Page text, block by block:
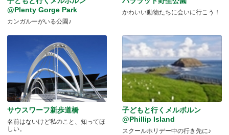
@Plenty Gorge Park
カンガルーがいる公園♪
かわいい動物たちに会いに行こう！
サウスワーフ新歩道橋
名前はないけど私のこと、知ってほ
しい。
子どもと行くメルボルン
@Phillip Island
スクールホリデー中の行き先に♪